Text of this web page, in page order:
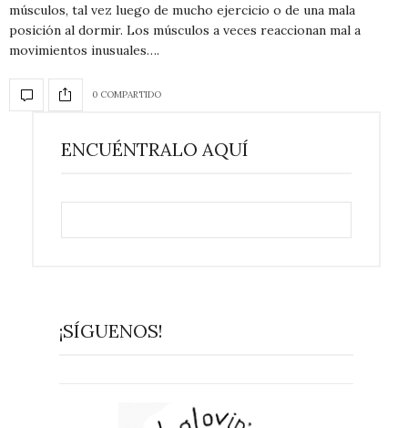
músculos, tal vez luego de mucho ejercicio o de una mala
posición al dormir. Los músculos a veces reaccionan mal a
movimientos inusuales….
0 COMPARTIDO
ENCUÉNTRALO AQUÍ
¡SÍGUENOS!